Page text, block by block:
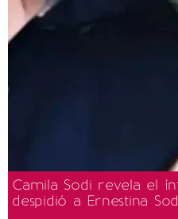
Camila Sodi revela el
despidió a Ernestina